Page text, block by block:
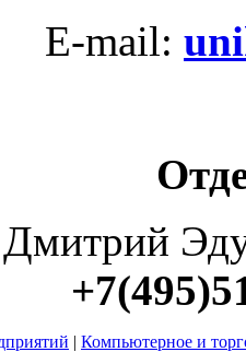
E-mail:
Дмитрий
| Компьютерное и